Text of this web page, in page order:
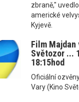
zbraně,"
americké
Kyjevě.
Film Majdan
Světozor ...
18:15hod
Oficiální
Vary (Kino